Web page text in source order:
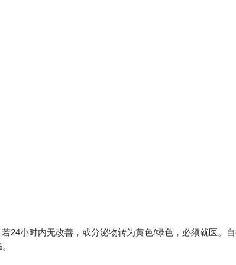
24小时内无改善，或分泌物转为黄色/绿色，必须就医。